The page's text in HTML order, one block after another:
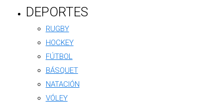
DEPORTES
RUGBY
HOCKEY
FÚTBOL
BÁSQUET
NATACIÓN
VÓLEY